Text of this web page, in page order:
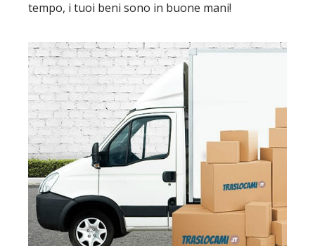
tempo, i tuoi beni sono in buone mani!